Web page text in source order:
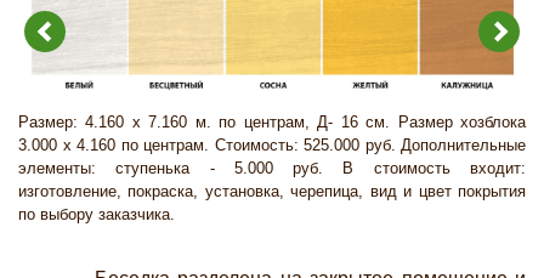
Размер: 4.160 х 7.160 м. по центрам, Д- 16 см. Размер хозблока
3.000 х 4.160 по центрам. Стоимость: 525.000 руб. Дополнительные
элементы: ступенька - 5.000 руб. В стоимость входит:
изготовление, покраска, установка, черепица, вид и цвет покрытия
по выбору заказчика.